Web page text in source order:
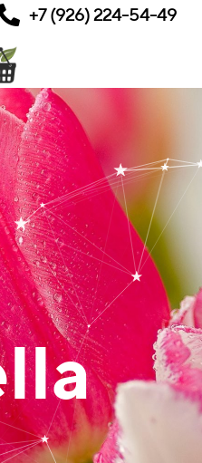
+7 (926) 224-54-49